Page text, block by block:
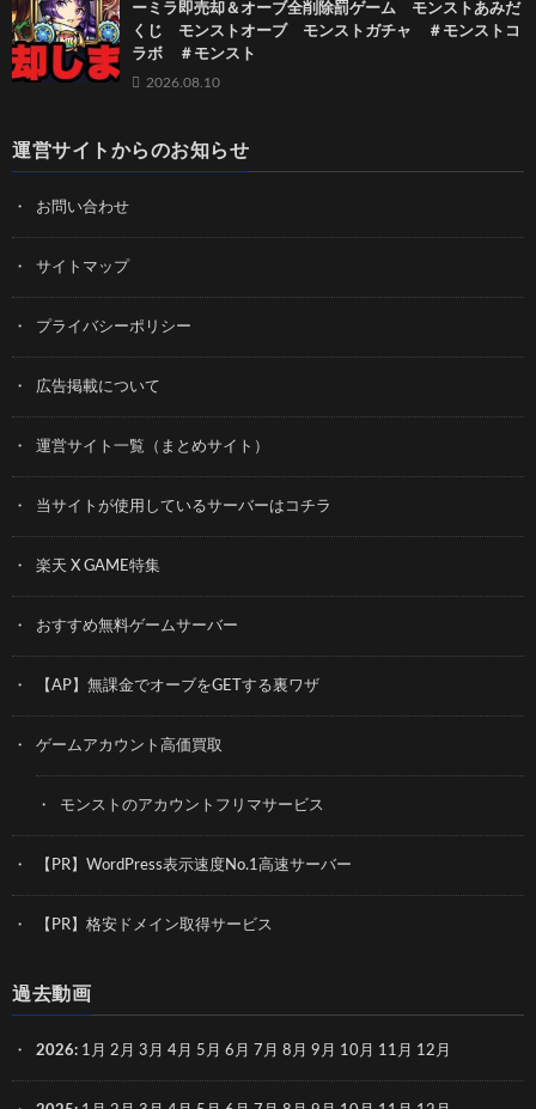
ーミラ即売却＆オーブ全削除罰ゲーム モンストあみだ
くじ モンストオーブ モンストガチャ ＃モンストコ
ラボ ＃モンスト
2026.08.10
運営サイトからのお知らせ
お問い合わせ
サイトマップ
プライバシーポリシー
広告掲載について
運営サイト一覧（まとめサイト）
当サイトが使用しているサーバーはコチラ
楽天 X GAME特集
おすすめ無料ゲームサーバー
【AP】無課金でオーブをGETする裏ワザ
ゲームアカウント高価買取
モンストのアカウントフリマサービス
【PR】WordPress表示速度No.1高速サーバー
【PR】格安ドメイン取得サービス
過去動画
2026: 1月 2月 3月 4月 5月 6月 7月 8月 9月 10月 11月 12月